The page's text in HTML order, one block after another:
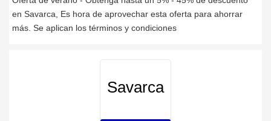
en Savarca, Es hora de aprovechar esta oferta para ahorrar
más. Se aplican los términos y condiciones
Savarca